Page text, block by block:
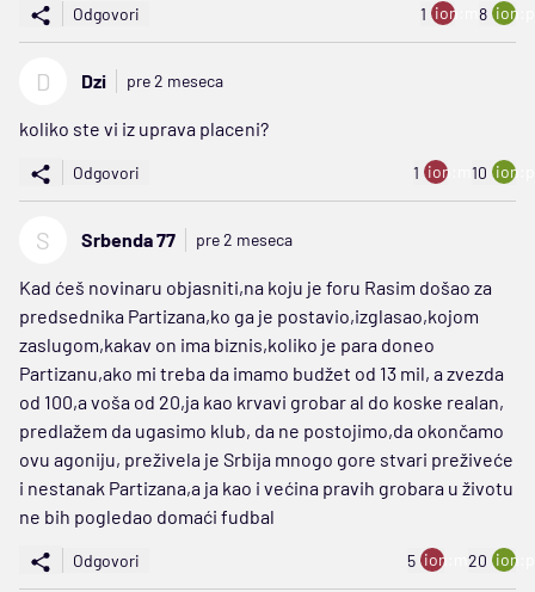
Odgovori 1 ion:minus
8
D Dzi pre 2 meseca
koliko ste vi iz uprava placeni?
Odgovori 1 ion:minus
10
S Srbenda 77 pre 2 meseca
Kad ćeš novinaru objasniti,na koju je foru Rasim došao za
predsednika Partizana,ko ga je postavio,izglasao,kojom
zaslugom,kakav on ima biznis,koliko je para doneo
Partizanu,ako mi treba da imamo budžet od 13 mil, a zvezda
od 100,a voša od 20,ja kao krvavi grobar al do koske realan,
predlažem da ugasimo klub, da ne postojimo,da okončamo
ovu agoniju, preživela je Srbija mnogo gore stvari preživeće
i nestanak Partizana,a ja kao i većina pravih grobara u životu
ne bih pogledao domaći fudbal
Odgovori 5 ion:minus
20